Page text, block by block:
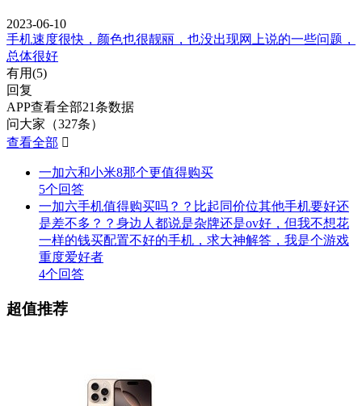
2023-06-10
手机速度很快，颜色也很靓丽，也没出现网上说的一些问题，
总体很好
有用(5)
回复
APP查看全部21条数据
问大家（327条）
查看全部 
一加六和小米8那个更值得购买
5个回答
一加六手机值得购买吗？？比起同价位其他手机要好还
是差不多？？身边人都说是杂牌还是ov好，但我不想花
一样的钱买配置不好的手机，求大神解答，我是个游戏
重度爱好者
4个回答
超值推荐